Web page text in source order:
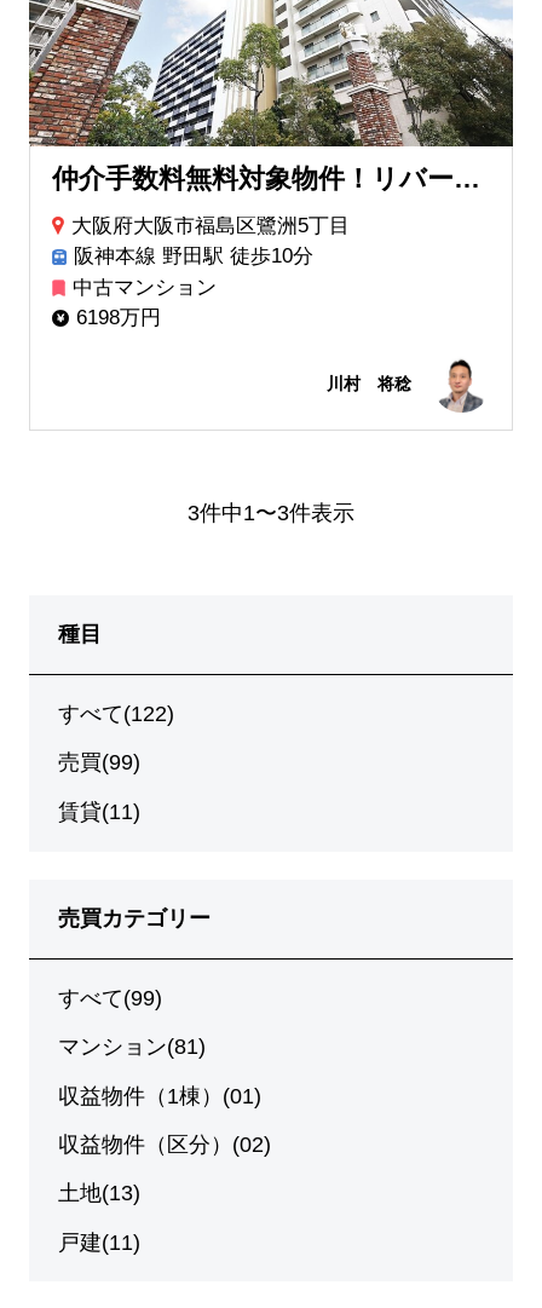
仲介手数料無料対象物件！リバーガーデン福島木漏れ日の丘AB棟
大阪府大阪市福島区鷺洲5丁目
阪神本線 野田駅 徒歩10分
中古マンション
6198万円
川村 将稔
3件中1〜3件表示
種目
すべて(122)
売買(99)
賃貸(11)
売買カテゴリー
すべて(99)
マンション(81)
収益物件（1棟）(01)
収益物件（区分）(02)
土地(13)
戸建(11)